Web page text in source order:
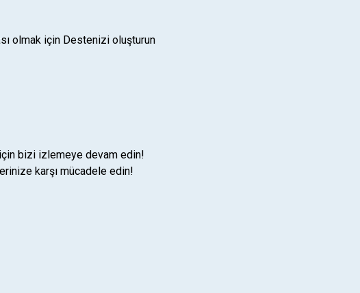
olmak için Destenizi oluşturun
bizi izlemeye devam edin!
karşı mücadele edin!